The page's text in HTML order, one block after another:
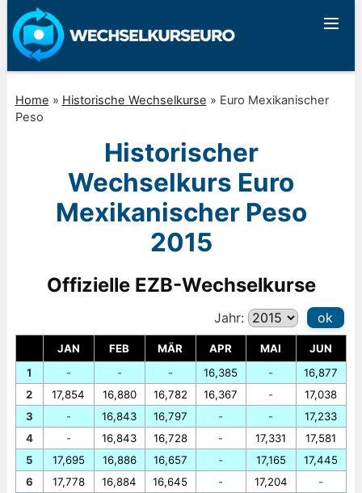
Home » Historische Wechselkurse » Euro Mexikanischer
Peso
Historischer
Wechselkurs Euro
Mexikanischer Peso
2015
Offizielle EZB-Wechselkurse
Jahr: ok
JAN FEB MÄR APR MAI
JUN
1
2
3
4
5
6
-
17,854
-
-
17,695
17,778
-
16,880
16,843
16,843
16,886
16,884
-
16,782
16,797
16,728
16,657
16,645
16,385
16,367
-
-
-
-
-
-
-
17,331
17,165
17,204
16,877
17,038
17,233
17,581
17,445
-